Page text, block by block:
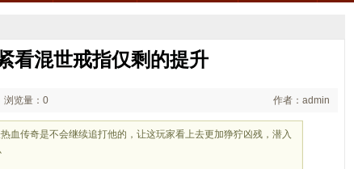
看混世戒指仅剩的提升
浏览量：0 作者：admin
血传奇是不会继续追打他的，让这玩家看上去更加狰狞凶残，潜入